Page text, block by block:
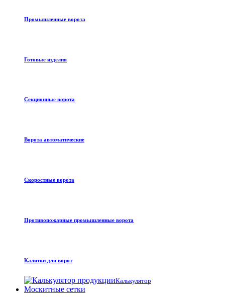
Промышленные ворота
Готовые изделия
Секционные ворота
Ворота автоматические
Скоростные ворота
Противопожарные промышленные ворота
Калитки для ворот
Калькулятор
Москитные сетки